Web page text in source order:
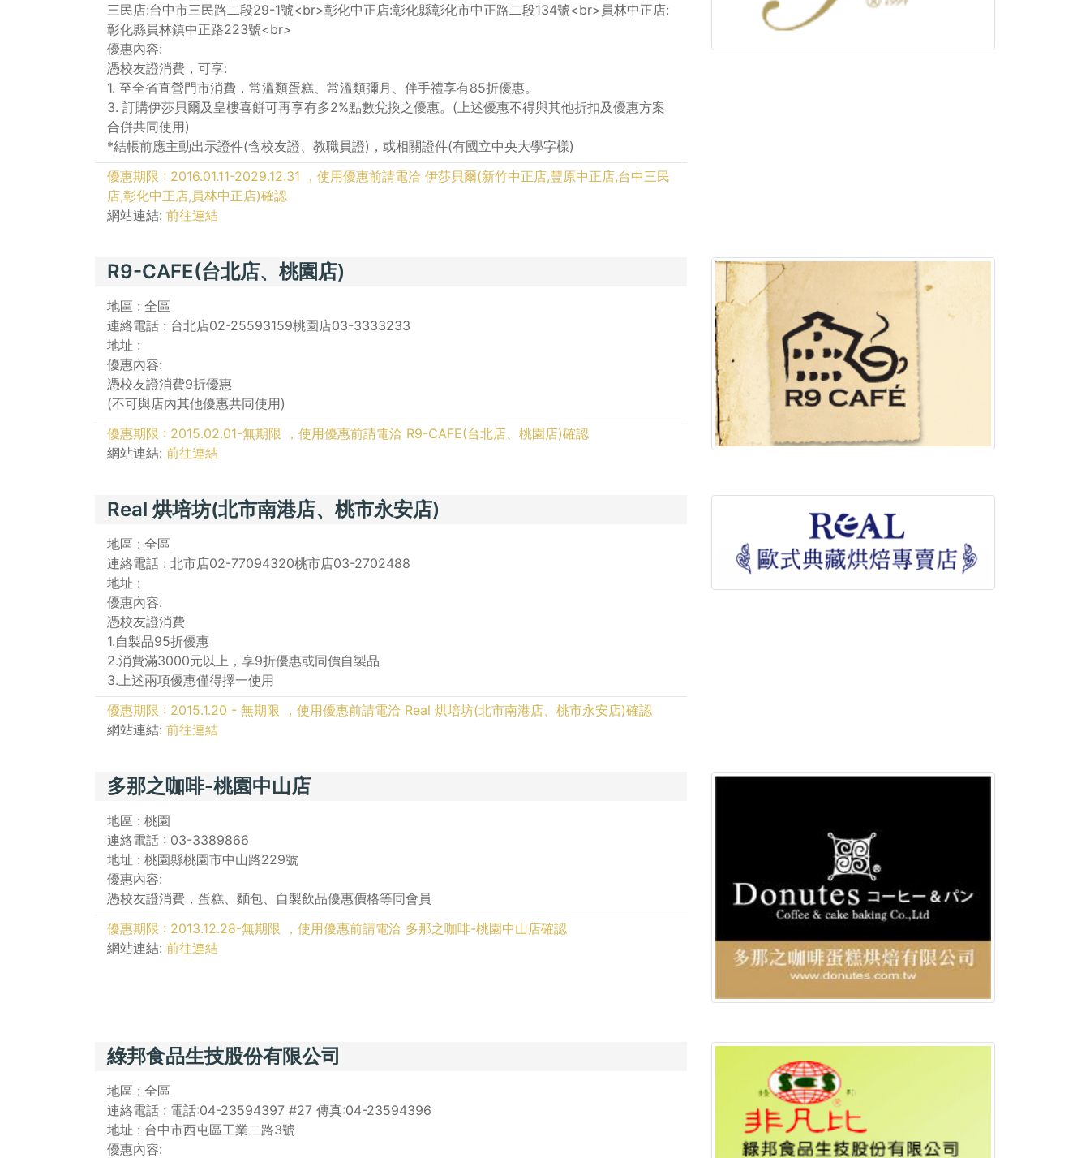
三民店:台中市三民路二段29-1號<br>彰化中正店:彰化縣彰化市中正路二段134號<br>員林中正店:
彰化縣員林鎮中正路223號<br>
優惠內容:
憑校友證消費，可享:
1. 至全省直營門市消費，常溫類蛋糕、常溫類彌月、伴手禮享有85折優惠。
3. 訂購伊莎貝爾及皇樓喜餅可再享有多2%點數兌換之優惠。(上述優惠不得與其他折扣及優惠方案
合併共同使用)
*結帳前應主動出示證件(含校友證、教職員證)，或相關證件(有國立中央大學字樣)
優惠期限 : 2016.01.11-2029.12.31 ，使用優惠前請電洽 伊莎貝爾(新竹中正店,豐原中正店,台中三民
店,彰化中正店,員林中正店)確認
網站連結: 前往連結
R9-CAFE(台北店、桃園店)
地區 : 全區
連絡電話 : 台北店02-25593159桃園店03-3333233
地址 :
優惠內容:
憑校友證消費9折優惠
(不可與店內其他優惠共同使用)
優惠期限 : 2015.02.01-無期限 ，使用優惠前請電洽 R9-CAFE(台北店、桃園店)確認
網站連結: 前往連結
Real 烘培坊(北市南港店、桃市永安店)
地區 : 全區
連絡電話 : 北市店02-77094320桃市店03-2702488
地址 :
優惠內容:
憑校友證消費
1.自製品95折優惠
2.消費滿3000元以上，享9折優惠或同價自製品
3.上述兩項優惠僅得擇一使用
優惠期限 : 2015.1.20 - 無期限 ，使用優惠前請電洽 Real 烘培坊(北市南港店、桃市永安店)確認
網站連結: 前往連結
多那之咖啡-桃園中山店
地區 : 桃園
連絡電話 : 03-3389866
地址 : 桃園縣桃園市中山路229號
優惠內容:
憑校友證消費，蛋糕、麵包、自製飲品優惠價格等同會員
優惠期限 : 2013.12.28-無期限 ，使用優惠前請電洽 多那之咖啡-桃園中山店確認
網站連結: 前往連結
綠邦食品生技股份有限公司
地區 : 全區
連絡電話 : 電話:04-23594397 #27 傳真:04-23594396
地址 : 台中市西屯區工業二路3號
優惠內容: